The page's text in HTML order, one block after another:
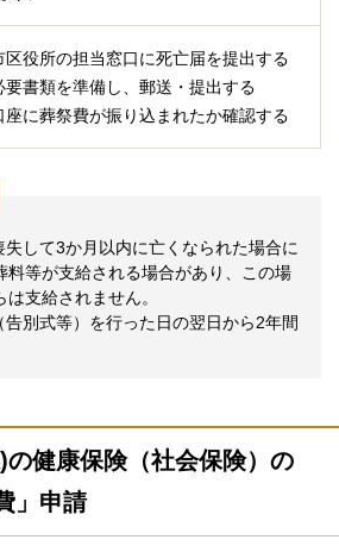
区役所の担当窓口に死亡届を提出する
要書類を準備し、郵送・提出する
座に葬祭費が振り込まれたか確認する
して3か月以内に亡くなられた場合に
料等が支給される場合があり、この場
支給されません。
別式等）を行った日の翌日から2年間
健康保険（社会保険）の
」申請